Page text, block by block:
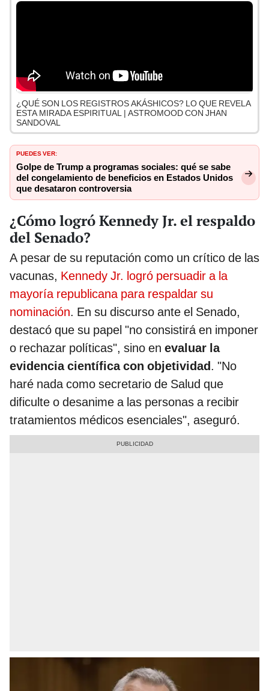
¿QUÉ SON LOS REGISTROS AKÁSHICOS? LO QUE REVELA
ESTA MIRADA ESPIRITUAL | ASTROMOOD CON JHAN
SANDOVAL
PUEDES VER:
Golpe de Trump a programas sociales: qué se sabe
del congelamiento de beneficios en Estados Unidos
que desataron controversia
¿Cómo logró Kennedy Jr. el respaldo
del Senado?
A pesar de su reputación como un crítico de las
vacunas, Kennedy Jr. logró persuadir a la
mayoría republicana para respaldar su
nominación. En su discurso ante el Senado,
destacó que su papel "no consistirá en imponer
o rechazar políticas", sino en evaluar la
evidencia científica con objetividad. "No
haré nada como secretario de Salud que
dificulte o desanime a las personas a recibir
tratamientos médicos esenciales", aseguró.